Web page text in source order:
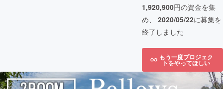
1,920,900円の資金を集
め、 2020/05/22に募集を
終了しました
もう一度プロジェク
トをやってほしい